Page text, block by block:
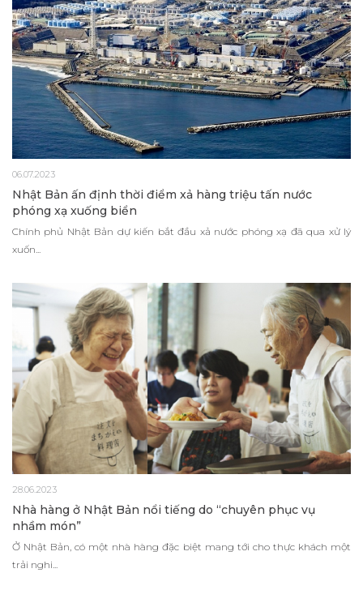
06.07.2023
Nhật Bản ấn định thời điểm xả hàng triệu tấn nước
phóng xạ xuống biển
Chính phủ Nhật Bản dự kiến bắt đầu xả nước phóng xạ đã qua xử lý
xuốn...
28.06.2023
Nhà hàng ở Nhật Bản nổi tiếng do “chuyên phục vụ
nhầm món”
Ở Nhật Bản, có một nhà hàng đặc biệt mang tới cho thực khách một
trải nghi...